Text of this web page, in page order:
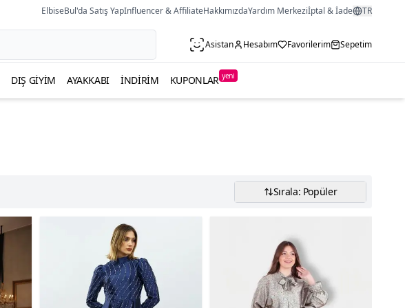
ElbiseBul'da Satış YapInfluencer & AffiliateHakkımızdaYardım Merkeziİptal & İade TR
Asistan Hesabım Favorilerim Sepetim
DIŞ GIYIM AYAKKABI İNDIRIM KUPONLAR yeni
Sırala: Popüler